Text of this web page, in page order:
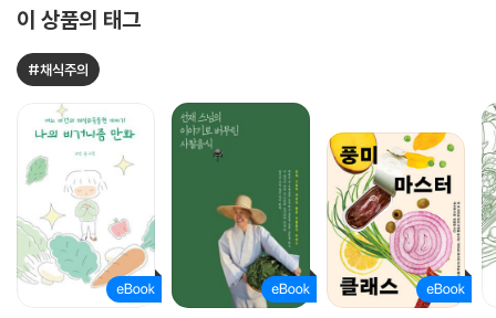
이 상품의 태그
#채식주의